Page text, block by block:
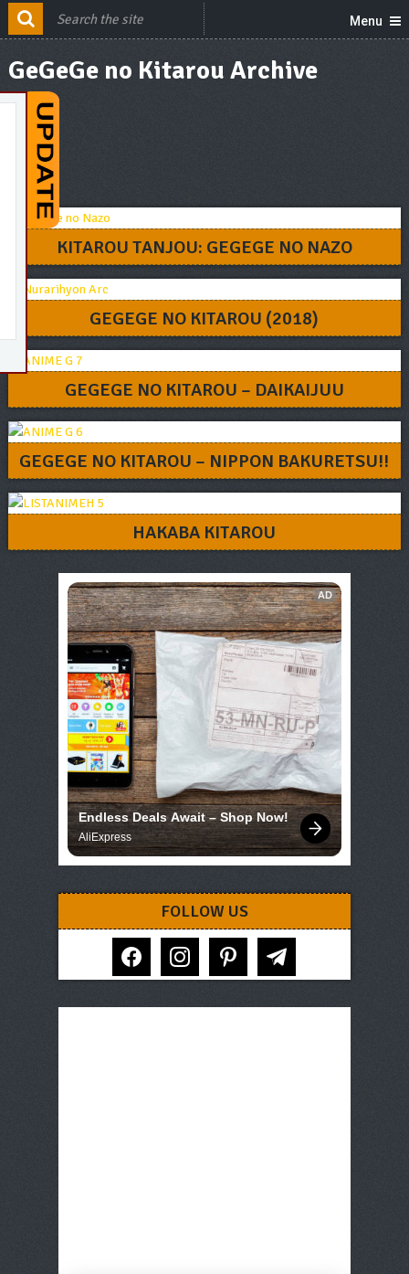
Menu
GeGeGe no Kitarou Archive
KITAROU TANJOU: GEGEGE NO NAZO
GEGEGE NO KITAROU (2018)
GEGEGE NO KITAROU – DAIKAIJUU
GEGEGE NO KITAROU – NIPPON BAKURETSU!!
HAKABA KITAROU
AD
Endless Deals Await – Shop Now!
AliExpress
FOLLOW US
facebook instagram pinterest telegram